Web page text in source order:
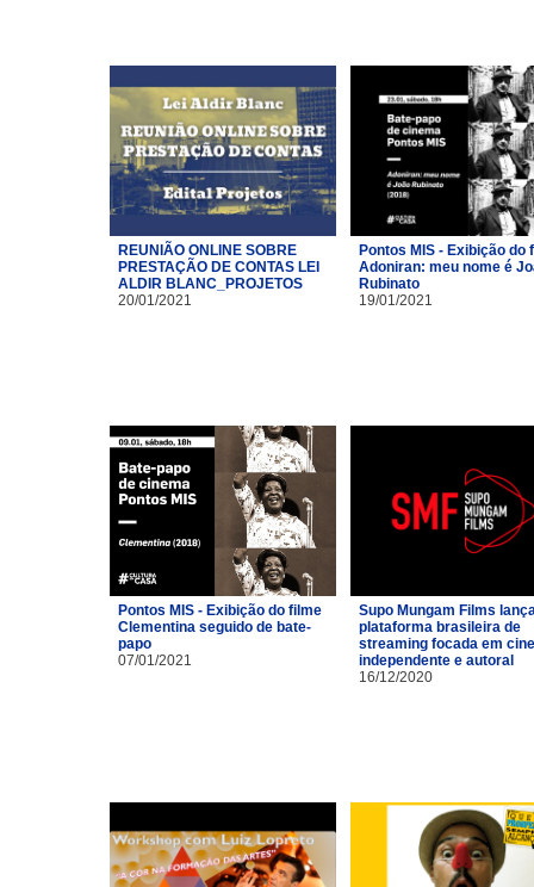
REUNIÃO ONLINE SOBRE
PRESTAÇÃO DE CONTAS LEI
ALDIR BLANC_PROJETOS
20/01/2021
Pontos MIS - Exibição do
Adoniran: meu nome é
Rubinato
19/01/2021
Pontos MIS - Exibição do filme
Clementina seguido de bate-
papo
07/01/2021
Supo Mungam Films
plataforma brasileira de
streaming focada em
independente e autoral
16/12/2020